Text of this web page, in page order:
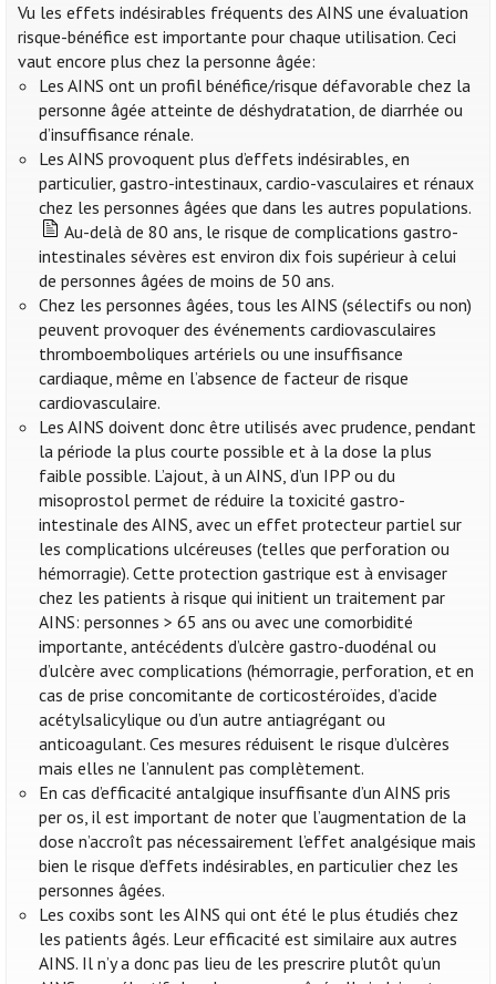
Vu les effets indésirables fréquents des AINS une évaluation
risque-bénéfice est importante pour chaque utilisation. Ceci
vaut encore plus chez la personne âgée:
Les AINS ont un profil bénéfice/risque défavorable chez la
personne âgée atteinte de déshydratation, de diarrhée ou
d’insuffisance rénale.
Les AINS provoquent plus d’effets indésirables, en
particulier, gastro-intestinaux, cardio-vasculaires et rénaux
chez les personnes âgées que dans les autres populations.
Au-delà de 80 ans, le risque de complications gastro-
intestinales sévères est environ dix fois supérieur à celui
de personnes âgées de moins de 50 ans.
Chez les personnes âgées, tous les AINS (sélectifs ou non)
peuvent provoquer des événements cardiovasculaires
thromboemboliques artériels ou une insuffisance
cardiaque, même en l’absence de facteur de risque
cardiovasculaire.
Les AINS doivent donc être utilisés avec prudence, pendant
la période la plus courte possible et à la dose la plus
faible possible. L’ajout, à un AINS, d’un IPP ou du
misoprostol permet de réduire la toxicité gastro-
intestinale des AINS, avec un effet protecteur partiel sur
les complications ulcéreuses (telles que perforation ou
hémorragie). Cette protection gastrique est à envisager
chez les patients à risque qui initient un traitement par
AINS: personnes > 65 ans ou avec une comorbidité
importante, antécédents d’ulcère gastro-duodénal ou
d’ulcère avec complications (hémorragie, perforation, et en
cas de prise concomitante de corticostéroïdes, d’acide
acétylsalicylique ou d’un autre antiagrégant ou
anticoagulant. Ces mesures réduisent le risque d’ulcères
mais elles ne l’annulent pas complètement.
En cas d’efficacité antalgique insuffisante d’un AINS pris
per os, il est important de noter que l’augmentation de la
dose n’accroît pas nécessairement l’effet analgésique mais
bien le risque d’effets indésirables, en particulier chez les
personnes âgées.
Les coxibs sont les AINS qui ont été le plus étudiés chez
les patients âgés. Leur efficacité est similaire aux autres
AINS. Il n’y a donc pas lieu de les prescrire plutôt qu’un